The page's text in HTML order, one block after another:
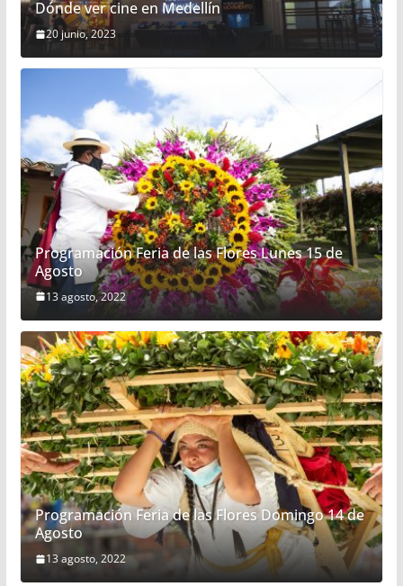
Dónde ver cine en Medellín
20 junio, 2023
Programación Feria de las Flores Lunes 15 de
Agosto
13 agosto, 2022
Programación Feria de las Flores Domingo 14 de
Agosto
13 agosto, 2022